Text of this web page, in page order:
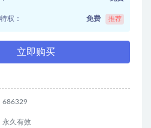
权： 免费 推荐
立即购买
686329
永久有效